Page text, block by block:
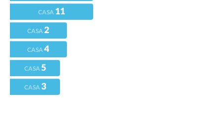
CASA 11
CASA2
CASA4
CASA5
CASA 3